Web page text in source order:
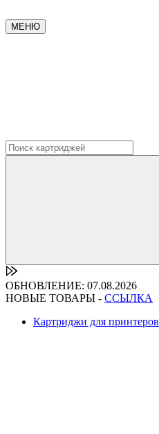
МЕНЮ
ОБНОВЛЕНИЕ: 07.08.2026
НОВЫЕ ТОВАРЫ - ССЫЛКА
Картриджи для принтеров